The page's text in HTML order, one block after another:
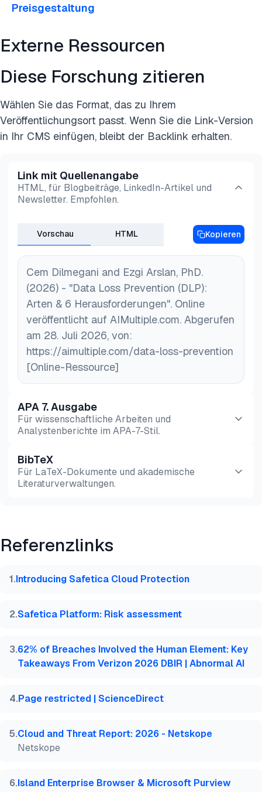
Preisgestaltung
Externe Ressourcen
Diese Forschung zitieren
Wählen Sie das Format, das zu Ihrem
Veröffentlichungsort passt. Wenn Sie die Link-Version
in Ihr CMS einfügen, bleibt der Backlink erhalten.
Link mit Quellenangabe
HTML, für Blogbeiträge, LinkedIn-Artikel und
Newsletter. Empfohlen.
Vorschau HTML Kopieren
Cem Dilmegani and Ezgi Arslan, PhD.
(2026) - "Data Loss Prevention (DLP):
Arten & 6 Herausforderungen". Online
veröffentlicht auf AIMultiple.com. Abgerufen
am 28. Juli 2026, von:
https://aimultiple.com/data-loss-prevention
[Online-Ressource]
APA 7. Ausgabe
Für wissenschaftliche Arbeiten und
Analystenberichte im APA-7-Stil.
Vorschau
BibTeX
Für LaTeX-Dokumente und akademische
Literaturverwaltungen.
@misc{dilmegani2026,
title  = {{Data Loss Prevention (DLP): Arten &
howpublished    = {\url{https://aimultiple.com/
note   = {AIMultiple. Abgerufen am 28. Juli
Referenzlinks
1.Introducing Safetica Cloud Protection
2.Safetica Platform: Risk assessment
3.62% of Breaches Involved the Human Element: Key
Takeaways From Verizon 2026 DBIR | Abnormal AI
4.Page restricted | ScienceDirect
5.Cloud and Threat Report: 2026 - Netskope
Netskope
6.Island Enterprise Browser & Microsoft Purview